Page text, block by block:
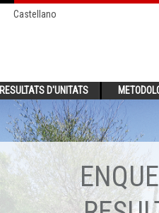
Castellano
RESULTATS D'UNITATS